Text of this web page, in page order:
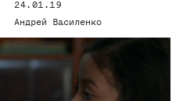
24.01.19
Андрей Василенко